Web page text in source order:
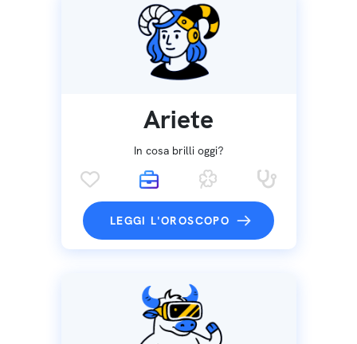
Ariete
In cosa brilli oggi?
LEGGI L'OROSCOPO